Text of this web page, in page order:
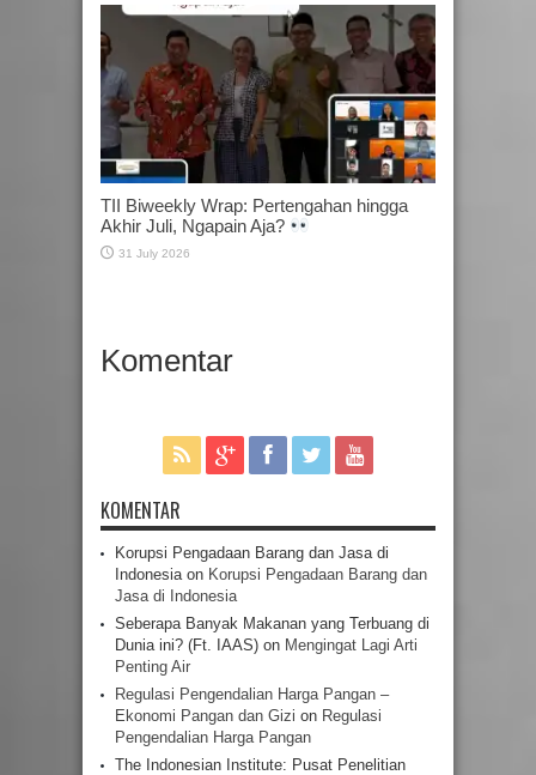
TII Biweekly Wrap: Pertengahan hingga
Akhir Juli, Ngapain Aja?
31 July 2026
Komentar
KOMENTAR
Korupsi Pengadaan Barang dan Jasa di
Indonesiaon Korupsi Pengadaan Barang dan
Jasa di Indonesia
Seberapa Banyak Makanan yang Terbuang di
Dunia ini? (Ft. IAAS) on Mengingat Lagi Arti
Penting Air
Regulasi Pengendalian Harga Pangan –
Ekonomi Pangan dan Gizi on Regulasi
Pengendalian Harga Pangan
The Indonesian Institute: Pusat Penelitian